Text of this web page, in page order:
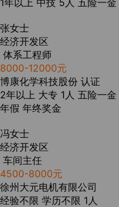
张女士
经济开发区
体系工程师
8000-12000元
博康化学科技股份 认证
2年以上 大专 1人 五险一金
年假 年终奖金
冯女士
经济开发区
车间主任
4500-8000元
徐州大元电机有限公司
经验不限 学历不限 1人